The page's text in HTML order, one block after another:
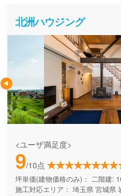
北洲ハウジング
<ユーザ満足度>
9/10点
坪単価(建物価格のみ)： 二階建:
施工対応エリア： 埼玉県 宮城県